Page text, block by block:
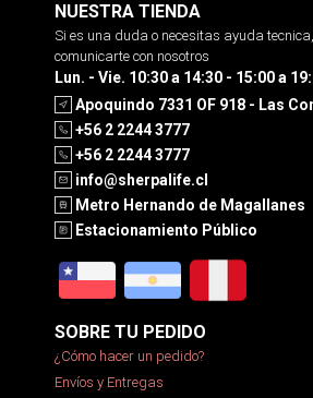
NUESTRA TIENDA
Si es una duda o necesitas ayuda
comunicarte con nosotros
Lun. - Vie. 10:30 a 14:30 - 15:00 a
Apoquindo 7331 OF 918 - Las
+56 2 2244 3777
+56 2 2244 3777
info@sherpalife.cl
Metro Hernando de Magallanes
Estacionamiento Público
SOBRE TU PEDIDO
¿Cómo hacer un pedido?
Envíos y Entregas